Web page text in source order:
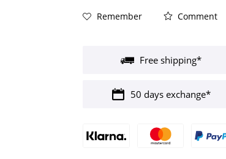
Remember Comment
Free shipping*
50 days exchange*